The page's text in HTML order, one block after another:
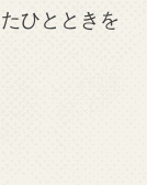
ひとときを